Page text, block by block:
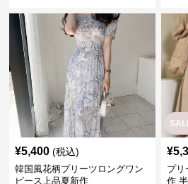
¥5,400 (税込)
韓国風花柄プリーツロングワン
ピース上品夏新作
¥
プリ
作